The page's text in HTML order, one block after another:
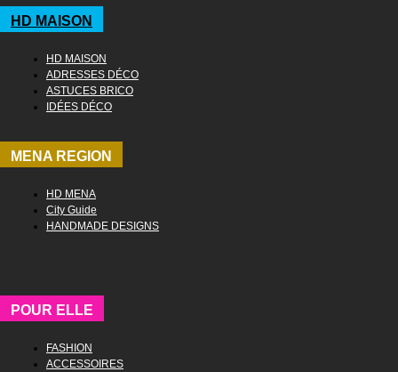
HD MAISON
HD MAISON
ADRESSES DÉCO
ASTUCES BRICO
IDÉES DÉCO
MENA REGION
HD MENA
City Guide
HANDMADE DESIGNS
POUR ELLE
FASHION
ACCESSOIRES